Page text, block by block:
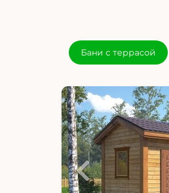
Бани с террасой